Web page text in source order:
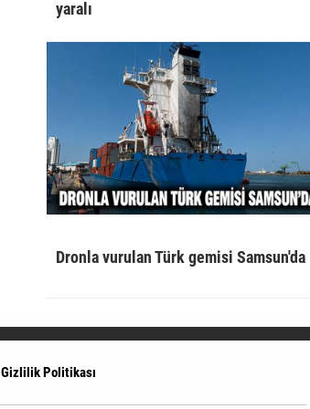
yaralı
Dronla vurulan Türk gemisi Samsun'da
Gizlilik Politikası